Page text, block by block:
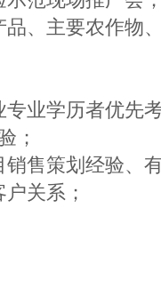
、主要农作物
业学历者优先
；
售策划经验、
关系；